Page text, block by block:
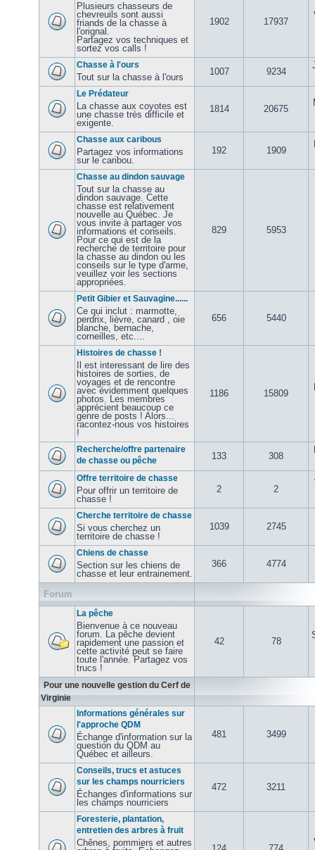
Plusieurs chasseurs de
chevreuils sont aussi
friands de la chasse à
l'orignal.
Partagez vos techniques et
sortez vos calls !
1902 17937
Chasse à l'ours
Tout sur la chasse à l'ours
1007 9234
Le Prédateur
La chasse aux coyotes est
une chasse très difficile et
exigente.
1814 20675
Chasse aux caribous
Partagez vos informations
sur le caribou.
192 1909
Chasse au dindon sauvage
Tout sur la chasse au
dindon sauvage. Cette
chasse est relativement
nouvelle au Québec. Je
vous invite à partager vos
informations et conseils.
Pour ce qui est de la
recherche de territoire pour
la chasse au dindon ou les
conseils sur le type d'arme,
veuillez voir les sections
appropriées.
829 5953
Petit Gibier et Sauvagine......
Ce qui inclut : marmotte,
perdrix, lièvre, canard , oie
blanche, bernache,
corneilles, etc....
656 5440
Histoires de chasse !
Il est interessant de lire des
histoires de sorties, de
voyages et de rencontre
avec évidemment quelques
photos. Les membres
apprécient beaucoup ce
genre de posts ! Alors...
racontez-nous vos histoires
!
1186 15809
Recherche/offre partenaire
de chasse ou pêche
133 308
Offre territoire de chasse
Pour offrir un territoire de
chasse !
2 2
Cherche territoire de chasse
Si vous cherchez un
territoire de chasse !
1039 2745
Chiens de chasse
Section sur les chiens de
chasse et leur entrainement.
366 4774
Forum
La pêche
Bienvenue à ce nouveau
forum. La pêche devient
rapidement une passion et
cette activité peut se faire
toute l'année. Partagez vos
trucs !
42 78
Pour une nouvelle gestion du Cerf de
Virginie
Informations générales sur
l'approche QDM
Échange d'information sur la
question du QDM au
Québec et ailleurs.
481 3499
Conseils, trucs et astuces
sur les champs nourriciers
Échanges d'informations sur
les champs nourriciers
472 3211
Foresterie, plantation,
entretien des arbres à fruit
Chênes, pommiers et autres